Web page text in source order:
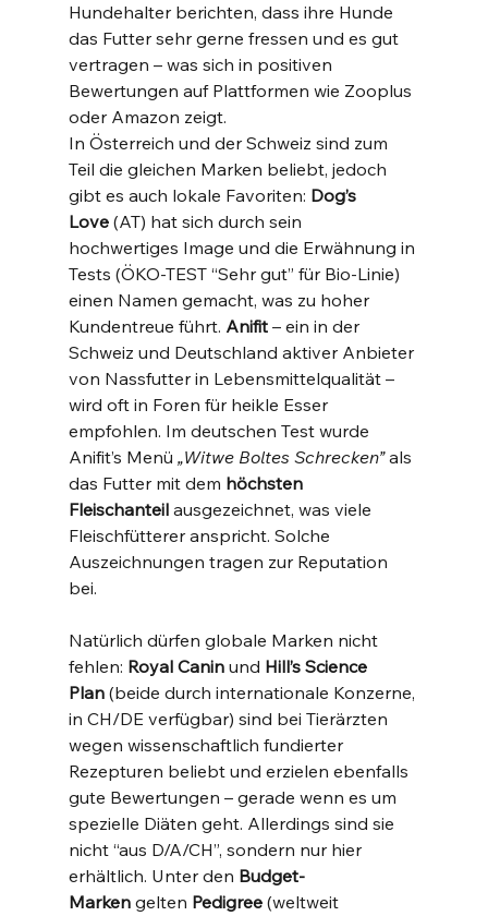
Hundehalter berichten, dass ihre Hunde
das Futter sehr gerne fressen und es gut
vertragen – was sich in positiven
Bewertungen auf Plattformen wie Zooplus
oder Amazon zeigt.
In Österreich und der Schweiz sind zum
Teil die gleichen Marken beliebt, jedoch
gibt es auch lokale Favoriten: Dog’s
Love (AT) hat sich durch sein
hochwertiges Image und die Erwähnung in
Tests (ÖKO-TEST “Sehr gut” für Bio-Linie)
einen Namen gemacht, was zu hoher
Kundentreue führt. Anifit – ein in der
Schweiz und Deutschland aktiver Anbieter
von Nassfutter in Lebensmittelqualität –
wird oft in Foren für heikle Esser
empfohlen. Im deutschen Test wurde
Anifit’s Menü „Witwe Boltes Schrecken” als
das Futter mit dem höchsten
Fleischanteil ausgezeichnet​, was viele
Fleischfütterer anspricht. Solche
Auszeichnungen tragen zur Reputation
bei.
Natürlich dürfen globale Marken nicht
fehlen: Royal Canin und Hill’s Science
Plan (beide durch internationale Konzerne,
in CH/DE verfügbar) sind bei Tierärzten
wegen wissenschaftlich fundierter
Rezepturen beliebt und erzielen ebenfalls
gute Bewertungen – gerade wenn es um
spezielle Diäten geht. Allerdings sind sie
nicht “aus D/A/CH”, sondern nur hier
erhältlich. Unter den Budget-
Marken gelten Pedigree (weltweit